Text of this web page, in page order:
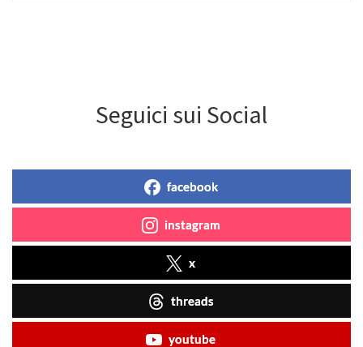
Seguici sui Social
facebook
instagram
x
threads
youtube